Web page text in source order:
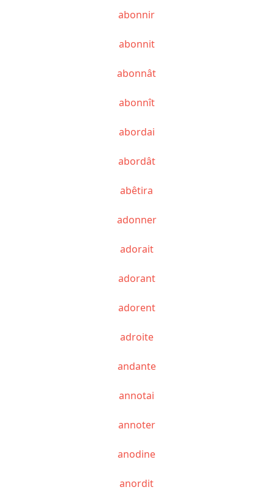
abonnir
abonnit
abonnât
abonnît
abordai
abordât
abêtira
adonner
adorait
adorant
adorent
adroite
andante
annotai
annoter
anodine
anordit